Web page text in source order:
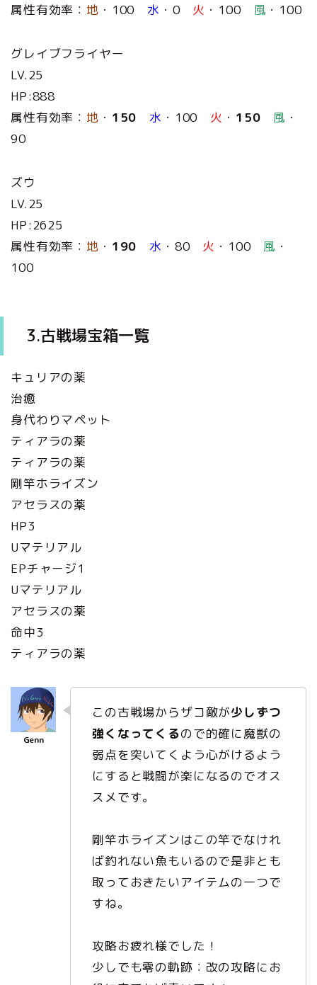
属性有効率： 地 ・100 水 ・0 火 ・100 風 ・100
グレイブフライヤー
LV.25
HP:888
属性有効率： 地 ・ 150 水 ・100 火 ・ 150 風 ・
90
ズウ
LV.25
HP:2625
属性有効率： 地 ・ 190 水 ・80 火 ・100 風 ・
100
3.古戦場宝箱一覧
キュリアの薬
治癒
身代わりマペット
ティアラの薬
ティアラの薬
剛竿ホライズン
アセラスの薬
HP3
Uマテリアル
EPチャージ1
Uマテリアル
アセラスの薬
命中3
ティアラの薬
この古戦場からザコ敵が少しずつ
強くなってくるので的確に魔獣の
弱点を突いてくよう心がけるよう
にすると戦闘が楽になるのでオス
スメです。
剛竿ホライズンはこの竿でなけれ
ば釣れない魚もいるので是非とも
取っておきたいアイテムの一つで
すね。
攻略お疲れ様でした！
少しでも零の軌跡：改の攻略にお